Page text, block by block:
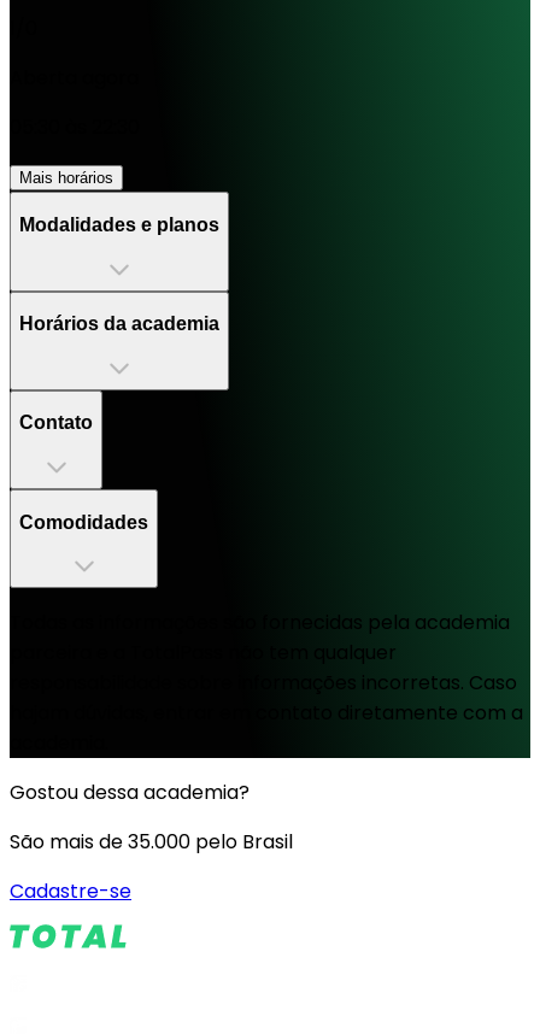
Mais horários
Modalidades e planos
Horários da academia
Contato
Comodidades
Todas as informações são fornecidas pela academia
parceira e a TotalPass não tem qualquer
responsabilidade sobre informações incorretas. Caso
hajam dúvidas, entrar em contato diretamente com a
Gostou dessa academia?
São mais de 35.000 pelo Brasil
Cadastre-se